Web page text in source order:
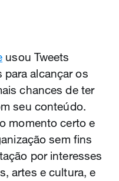
usou Tweets
alcançar os
chances de ter
seu conteúdo.
momento certo e
sem fins
por interesses
artes e cultura, e